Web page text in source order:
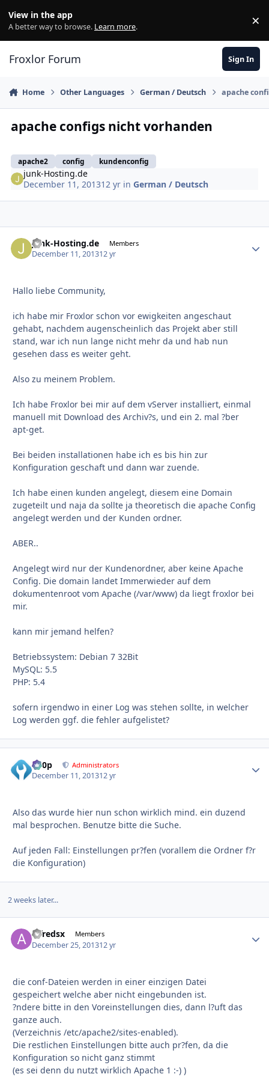
View in the app
A better way to browse. Learn more. ×
Froxlor Forum Sign In
Home Other Languages German / Deutsch apache
apache configs nicht vorhanden
apache2 config kundenconfig
junk-Hosting.de
December 11, 201312 yr inGerman / Deutsch
junk-Hosting.de Members
December 11, 201312 yr
Hallo liebe Community,
ich habe mir Froxlor schon vor ewigkeiten angeschaut
gehabt, nachdem augenscheinlich das Projekt aber still
stand, war ich nun lange nicht mehr da und hab nun
gesehen dass es weiter geht.
Also zu meinem Problem.
Ich habe Froxlor bei mir auf dem vServer installiert, einmal
manuell mit Download des Archiv?s, und ein 2. mal ?ber
apt-get.
Bei beiden installationen habe ich es bis hin zur
Konfiguration geschaft und dann war zuende.
Ich habe einen kunden angelegt, diesem eine Domain
zugeteilt und naja da sollte ja theoretisch die apache Config
angelegt werden und der Kunden ordner.
ABER..
Angelegt wird nur der Kundenordner, aber keine Apache
Config. Die domain landet Immerwieder auf dem
dokumentenroot vom Apache (/var/www) da liegt froxlor bei
mir.
kann mir jemand helfen?
Betriebssystem: Debian 7 32Bit
MySQL: 5.5
PHP: 5.4
sofern irgendwo in einer Log was stehen sollte, in welcher
Log werden ggf. die fehler aufgelistet?
d00p Administrators
December 11, 201312 yr
Also das wurde hier nun schon wirklich mind. ein duzend
mal besprochen. Benutze bitte die Suche.
Auf jeden Fall: Einstellungen pr?fen (vorallem die Ordner f?r
die Konfiguration)
2 weeks later...
alfredsx Members
December 25, 201312 yr
die conf-Dateien werden in einer einzigen Datei
gespeichert welche aber nicht eingebunden ist.
?ndere bitte in den Voreinstellungen dies, dann l?uft das
ganze auch.
(Verzeichnis /etc/apache2/sites-enabled).
Die restlichen Einstellungen bitte auch pr?fen, da die
Konfiguration so nicht ganz stimmt
(es sei denn du nutzt wirklich Apache 1 :-) )